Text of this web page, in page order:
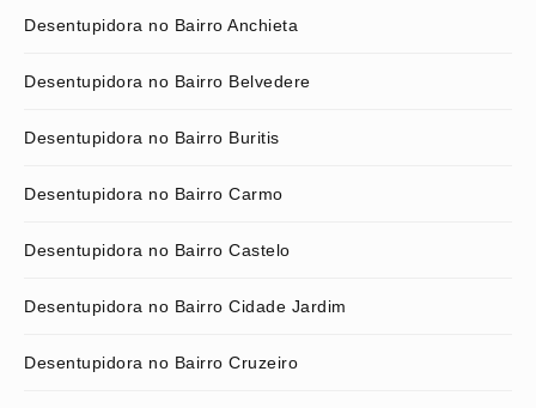
Desentupidora no Bairro Anchieta
Desentupidora no Bairro Belvedere
Desentupidora no Bairro Buritis
Desentupidora no Bairro Carmo
Desentupidora no Bairro Castelo
Desentupidora no Bairro Cidade Jardim
Desentupidora no Bairro Cruzeiro